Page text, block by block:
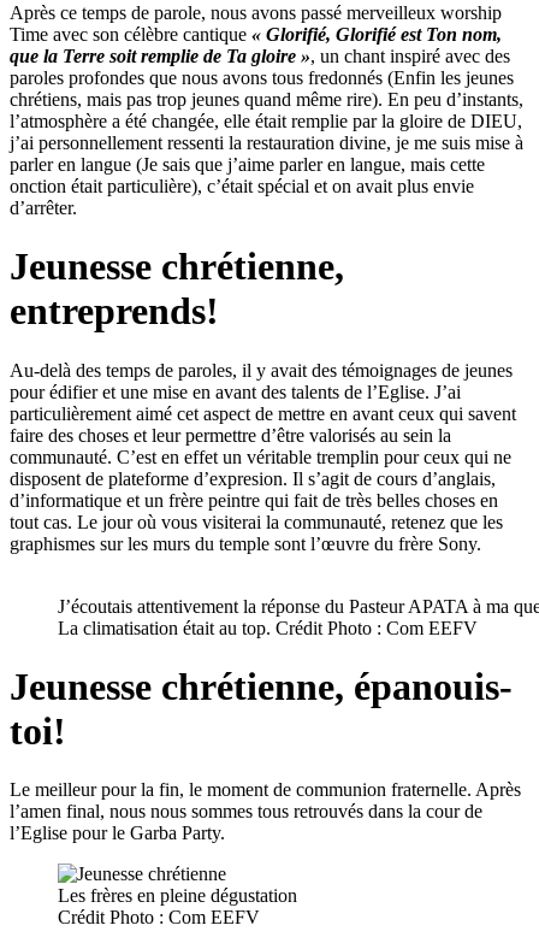
Après ce temps de parole, nous avons passé merveilleux worship
Time avec son célèbre cantique « Glorifié, Glorifié est Ton nom,
que la Terre soit remplie de Ta gloire », un chant inspiré avec des
paroles profondes que nous avons tous fredonnés (Enfin les jeunes
chrétiens, mais pas trop jeunes quand même rire). En peu d’instants,
l’atmosphère a été changée, elle était remplie par la gloire de DIEU,
j’ai personnellement ressenti la restauration divine, je me suis mise à
parler en langue (Je sais que j’aime parler en langue, mais cette
onction était particulière), c’était spécial et on avait plus envie
d’arrêter.
Jeunesse chrétienne,
entreprends!
Au-delà des temps de paroles, il y avait des témoignages de jeunes
pour édifier et une mise en avant des talents de l’Eglise. J’ai
particulièrement aimé cet aspect de mettre en avant ceux qui savent
faire des choses et leur permettre d’être valorisés au sein la
communauté. C’est en effet un véritable tremplin pour ceux qui ne
disposent de plateforme d’expresion. Il s’agit de cours d’anglais,
d’informatique et un frère peintre qui fait de très belles choses en
tout cas. Le jour où vous visiterai la communauté, retenez que les
graphismes sur les murs du temple sont l’œuvre du frère Sony.
J’écoutais attentivement la réponse du Pasteur APATA à ma
La climatisation était au top. Crédit Photo : Com EEFV
Jeunesse chrétienne, épanouis-
toi!
Le meilleur pour la fin, le moment de communion fraternelle. Après
l’amen final, nous nous sommes tous retrouvés dans la cour de
l’Eglise pour le Garba Party.
Les frères en pleine dégustation
Crédit Photo : Com EEFV